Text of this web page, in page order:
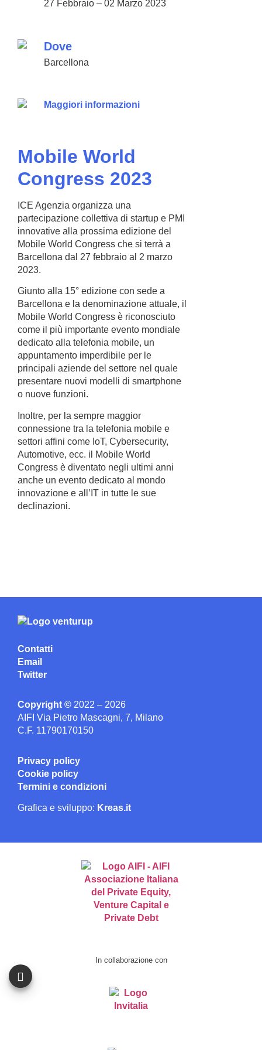
Mobile World
Congress 2023
ICE Agenzia organizza una
partecipazione collettiva di startup e PMI
innovative alla prossima edizione del
Mobile World Congress che si terrà a
Barcellona dal 27 febbraio al 2 marzo
2023.
Giunto alla 15° edizione con sede a
Barcellona e la denominazione attuale, il
Mobile World Congress è riconosciuto
come il più importante evento mondiale
dedicato alla telefonia mobile, un
appuntamento imperdibile per le
principali aziende del settore nel quale
presentare nuovi modelli di smartphone
o nuove funzioni.
Inoltre, per la sempre maggior
connessione tra la telefonia mobile e
settori affini come IoT, Cybersecurity,
Automotive, ecc. il Mobile World
Congress è diventato negli ultimi anni
anche un evento dedicato al mondo
innovazione e all’IT in tutte le sue
declinazioni.
27 Febbraio – 02 Marzo 2023
Dove
Barcellona
Maggiori informazioni
Contatti
Email
Twitter
Copyright © 2022 – 2026
AIFI Via Pietro Mascagni, 7, Milano
C.F. 11790170150
Privacy policy
Cookie policy
Termini e condizioni
Grafica e sviluppo: Kreas.it
In collaborazione con